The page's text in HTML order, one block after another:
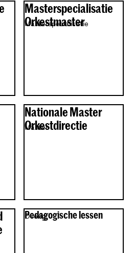
Masterspecialisatie
Orkestmaster
Masterspecialisatie
Nationale Master
Orkestdirectie
Master
Pedagogische lessen
Overig